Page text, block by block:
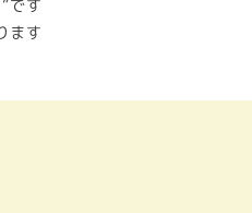
です
ます